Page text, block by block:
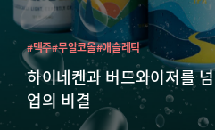
하이네켄과 버드와이저를
업의 비결
#맥주#무알코올#애슬레틱